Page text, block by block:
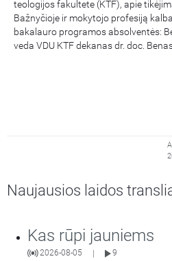
teologijos fakultete (KTF), apie
Bažnyčioje ir mokytojo profesiją
bakalauro programos absolventės:
veda VDU KTF dekanas dr. doc.
Naujausios laidos
Kas rūpi jauniems
2026-08-05 9